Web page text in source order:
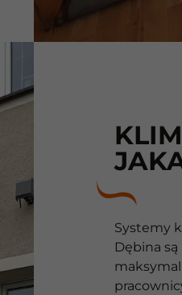
Systemy
Dębina